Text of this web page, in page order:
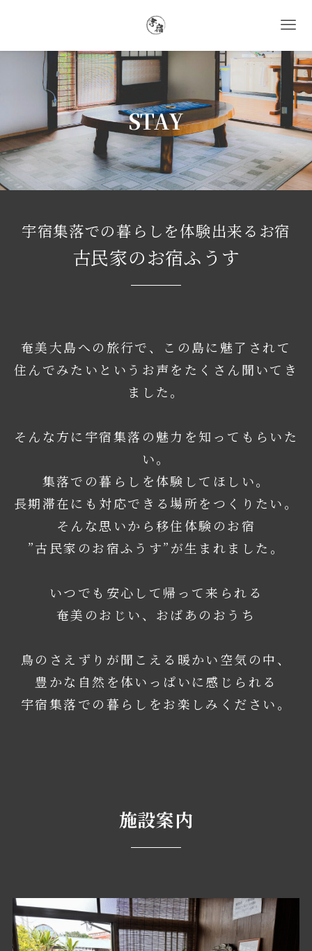
STAY
宇宿集落での暮らしを体験出来るお宿
古民家のお宿ふうす
奄美大島への旅行で、この島に魅了されて
住んでみたいというお声をたくさん聞いてき
ました。
そんな方に宇宿集落の魅力を知ってもらいた
い。
集落での暮らしを体験してほしい。
長期滞在にも対応できる場所をつくりたい。
そんな思いから移住体験のお宿
”古民家のお宿ふうす”が生まれました。
いつでも安心して帰って来られる
奄美のおじい、おばあのおうち
鳥のさえずりが聞こえる暖かい空気の中、
豊かな自然を体いっぱいに感じられる
宇宿集落での暮らしをお楽しみください。
施設案内